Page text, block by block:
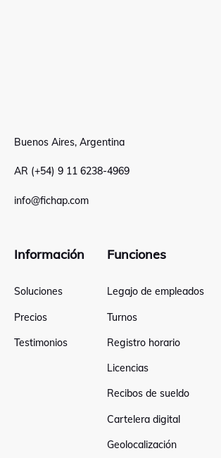
Buenos Aires, Argentina
AR (+54) 9 11 6238-4969
info@fichap.com
Información
Soluciones
Precios
Testimonios
Funciones
Legajo de empleados
Turnos
Registro horario
Licencias
Recibos de sueldo
Cartelera digital
Geolocalización